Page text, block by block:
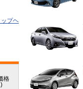
プヘ
格